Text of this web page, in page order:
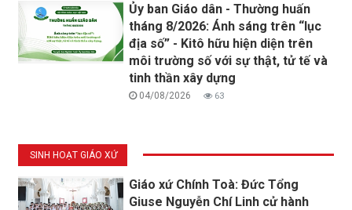
Ủy ban Giáo dân - Thường huấn
tháng 8/2026: Ánh sáng trên “lục
địa số” - Kitô hữu hiện diện trên
môi trường số với sự thật, tử tế và
tinh thần xây dựng
04/08/2026 63
SINH HOẠT GIÁO XỨ
Giáo xứ Chính Toà: Đức Tổng
Giuse Nguyễn Chí Linh cử hành